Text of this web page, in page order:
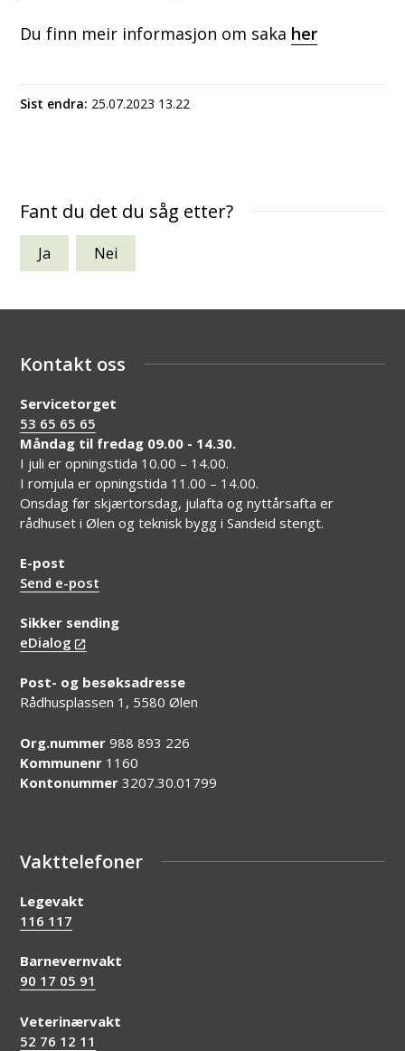
Du finn meir informasjon om saka her
Sist endra 25.07.2023 13.22
Fant du det du såg etter?
Ja Nei
Kontakt oss
Servicetorget
53 65 65 65
Måndag til fredag 09.00 - 14.30.
I juli er opningstida 10.00 – 14.00.
I romjula er opningstida 11.00 – 14.00.
Onsdag før skjærtorsdag, julafta og nyttårsafta er
rådhuset i Ølen og teknisk bygg i Sandeid stengt.
E-post
Send e-post
Sikker sending
eDialog
Post- og besøksadresse
Rådhusplassen 1, 5580 Ølen
Org.nummer988 893 226
Kommunenr 1160
Kontonummer3207.30.01799
Vakttelefoner
Legevakt
116 117
Barnevernvakt
90 17 05 91
Veterinærvakt
52 76 12 11